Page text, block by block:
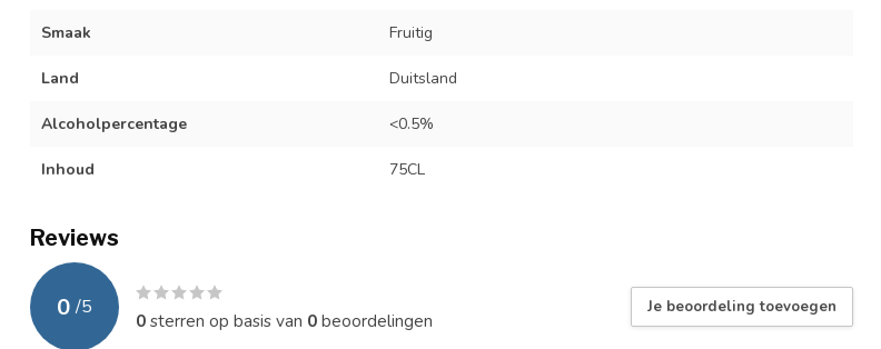
Smaak Fruitig
Land Duitsland
Alcoholpercentage <0.5%
Inhoud 75CL
Reviews
0 /5
0sterren op basis van 0beoordelingen
Je beoordeling toevoegen